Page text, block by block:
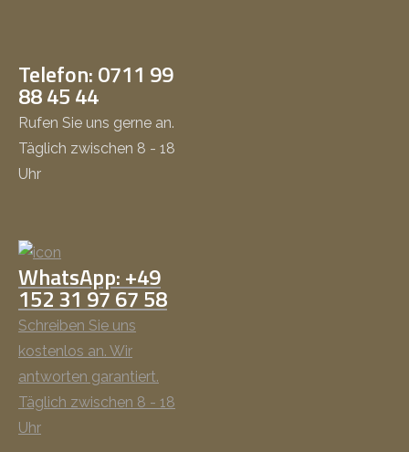
Telefon: 0711 99
88 45 44
Rufen Sie uns gerne an.
Täglich zwischen 8 - 18
Uhr
WhatsApp: +49
152 31 97 67 58
Schreiben Sie uns
kostenlos an. Wir
antworten garantiert.
Täglich zwischen 8 - 18
Uhr